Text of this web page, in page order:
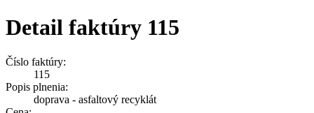
Detail faktúry 115
Číslo faktúry:
115
Popis plnenia:
doprava - asfaltový recyklát